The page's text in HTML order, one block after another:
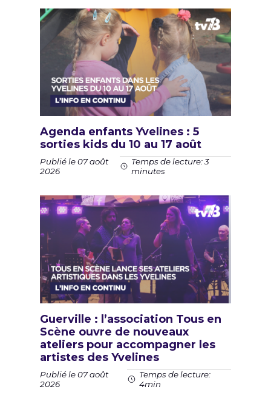
Agenda enfants Yvelines : 5
sorties kids du 10 au 17 août
Publié le 07 août
2026
Temps de lecture: 3
minutes
Guerville : l’association Tous en
Scène ouvre de nouveaux
ateliers pour accompagner les
artistes des Yvelines
Publié le 07 août
2026
Temps de lecture:
4min